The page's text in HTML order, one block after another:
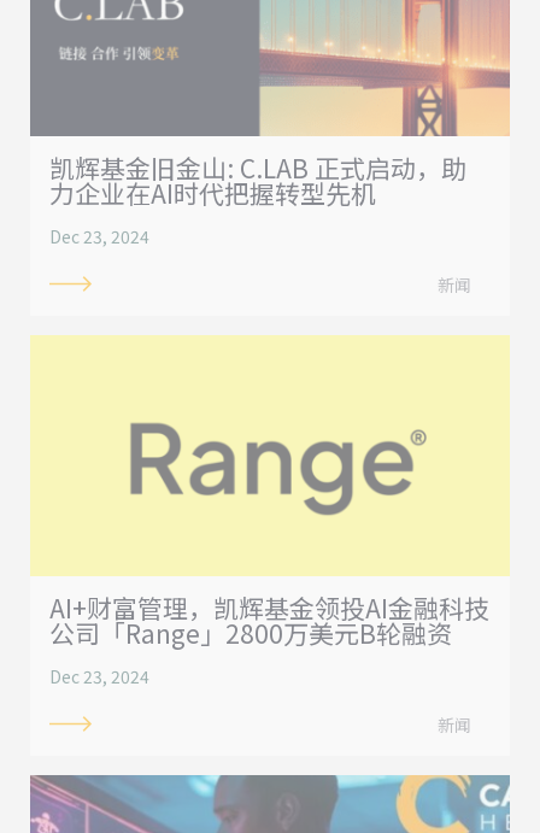
凯辉基金旧金山: C.LAB 正式启动，助
力企业在AI时代把握转型先机
Dec 23, 2024
新闻
AI+财富管理，凯辉基金领投AI金融科技
公司「Range」2800万美元B轮融资
Dec 23, 2024
新闻